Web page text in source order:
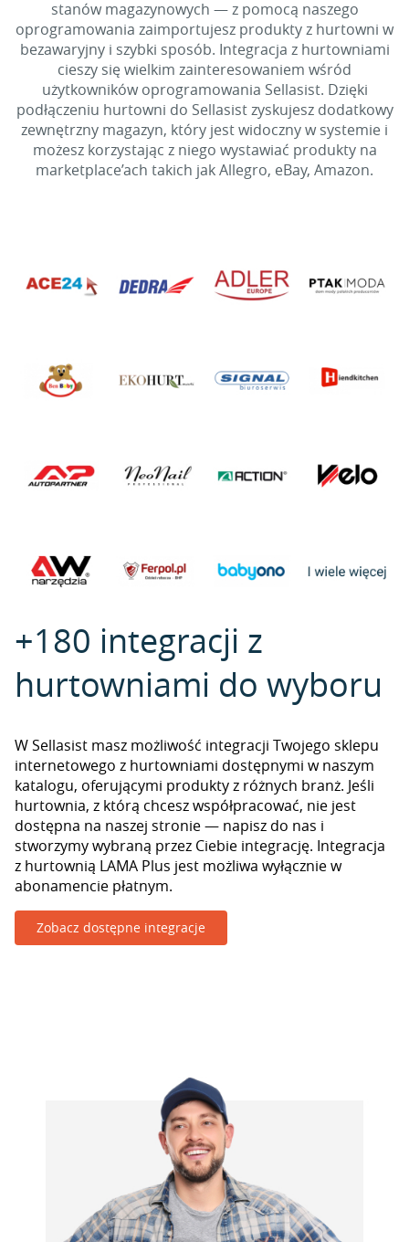
stanów magazynowych — z pomocą naszego
oprogramowania zaimportujesz produkty z hurtowni w
bezawaryjny i szybki sposób. Integracja z hurtowniami
cieszy się wielkim zainteresowaniem wśród
użytkowników oprogramowania Sellasist. Dzięki
podłączeniu hurtowni do Sellasist zyskujesz dodatkowy
zewnętrzny magazyn, który jest widoczny w systemie i
możesz korzystając z niego wystawiać produkty na
marketplace’ach takich jak Allegro, eBay, Amazon.
+180 integracji z
hurtowniami do wyboru
W Sellasist masz możliwość integracji Twojego sklepu
internetowego z hurtowniami dostępnymi w naszym
katalogu, oferującymi produkty z różnych branż. Jeśli
hurtownia, z którą chcesz współpracować, nie jest
dostępna na naszej stronie — napisz do nas i
stworzymy wybraną przez Ciebie integrację. Integracja
z hurtownią LAMA Plus jest możliwa wyłącznie w
abonamencie płatnym.
Zobacz dostępne integracje